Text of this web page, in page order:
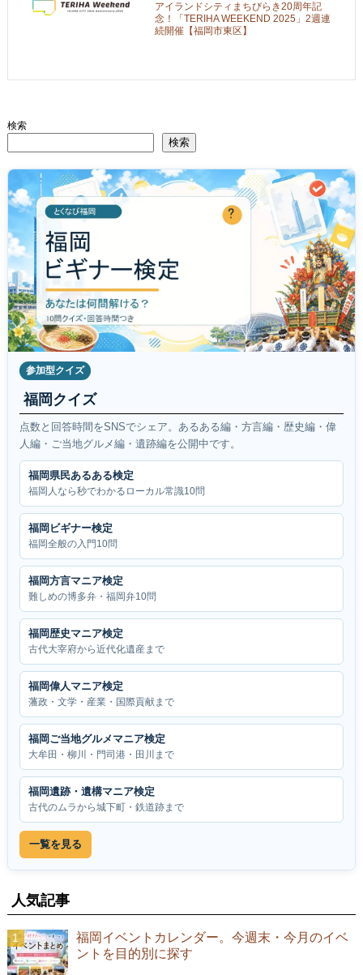
アイランドシティまちびらき20周年記
念！「TERIHA WEEKEND 2025」2週連
続開催【福岡市東区】
検索
検索
参加型クイズ
福岡クイズ
点数と回答時間をSNSでシェア。あるある編・方言編・歴史編・偉
人編・ご当地グルメ編・遺跡編を公開中です。
福岡県民あるある検定
福岡人なら秒でわかるローカル常識10問
福岡ビギナー検定
福岡全般の入門10問
福岡方言マニア検定
難しめの博多弁・福岡弁10問
福岡歴史マニア検定
古代大宰府から近代化遺産まで
福岡偉人マニア検定
藩政・文学・産業・国際貢献まで
福岡ご当地グルメマニア検定
大牟田・柳川・門司港・田川まで
福岡遺跡・遺構マニア検定
古代のムラから城下町・鉄道跡まで
一覧を見る
人気記事
福岡イベントカレンダー。今週末・今月のイベ
ントを目的別に探す